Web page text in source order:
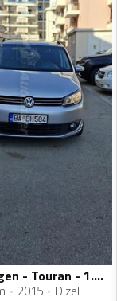
Volkswagen - Touran - 1.6 tdi
2015 Dizel